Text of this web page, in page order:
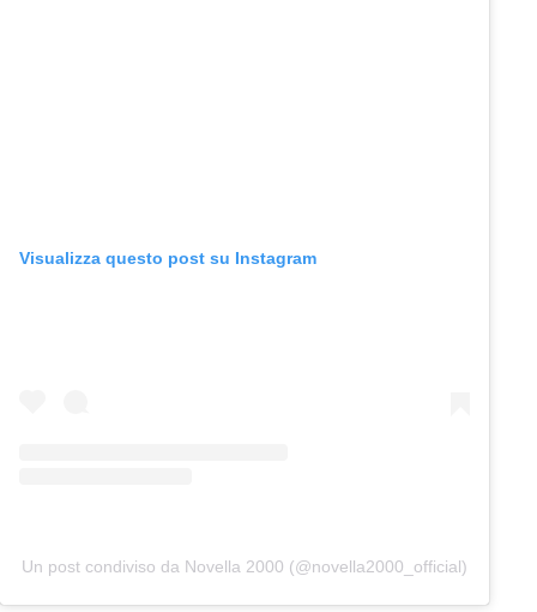
Visualizza questo post su Instagram
Un post condiviso da Novella 2000 (@novella2000_official)